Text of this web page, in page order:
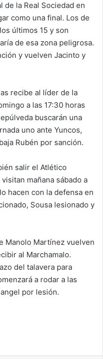
de la Real Sociedad en
como una final. Los de
últimos 15 y son
de esa zona peligrosa.
y vuelven Jacinto y
recibe al líder de la
a las 17:30 horas
buscarán una
uno ante Yuncos,
Rubén por sanción.
salir el Atlético
mañana sábado a
hacen con la defensa en
Sousa lesionado y
Manolo Martínez vuelven
al Marchamalo.
del talavera para
a rodar a las
por lesión.